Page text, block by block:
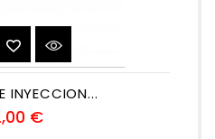
INYECCION...
€Precio